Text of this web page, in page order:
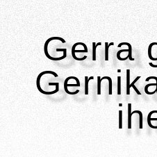
Gerra